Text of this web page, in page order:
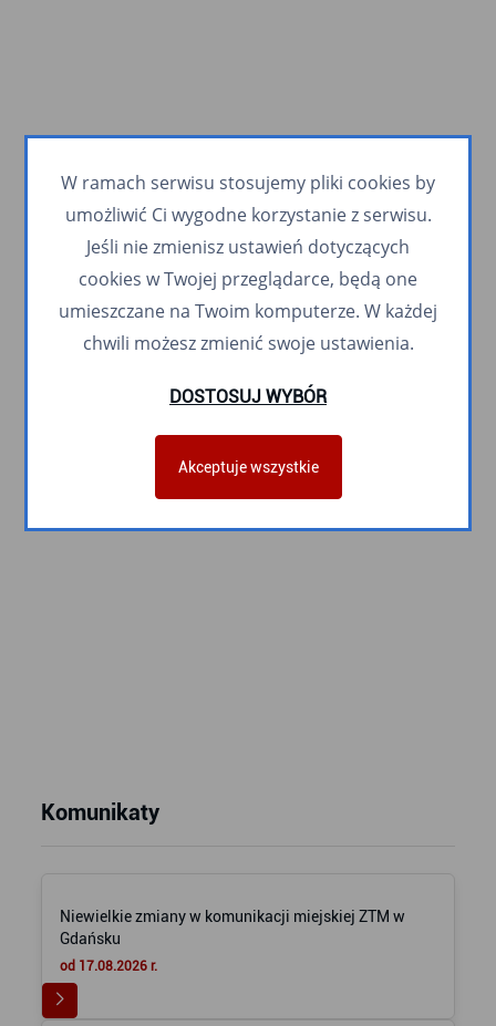
Komunikaty
Niewielkie zmiany w komunikacji miejskiej ZTM w
Gdańsku
od 17.08.2026 r.
W ramach serwisu stosujemy pliki cookies by
umożliwić Ci wygodne korzystanie z serwisu.
Jeśli nie zmienisz ustawień dotyczących
cookies w Twojej przeglądarce, będą one
umieszczane na Twoim komputerze. W każdej
chwili możesz zmienić swoje ustawienia.
DOSTOSUJ WYBÓR
Akceptuje wszystkie